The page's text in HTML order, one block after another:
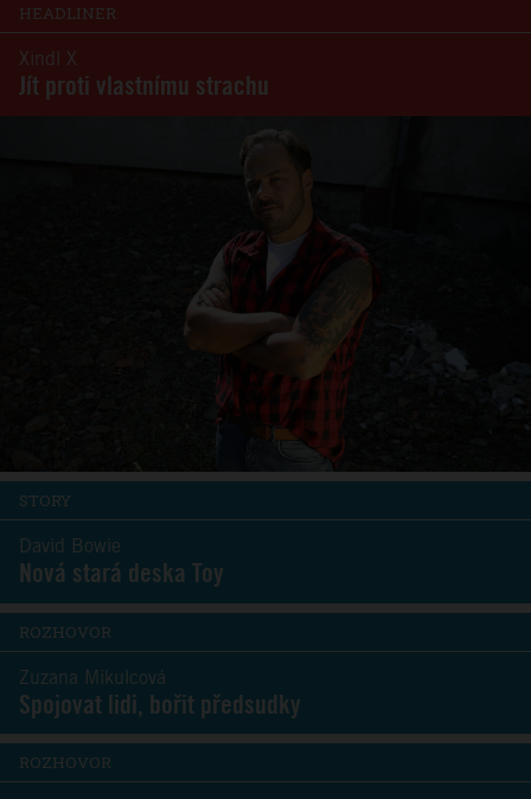
HEADLINER
Xindl X
Jít proti vlastnímu strachu
STORY
David Bowie
Nová stará deska Toy
ROZHOVOR
Zuzana Mikulcová
Spojovat lidi, bořit předsudky
ROZHOVOR